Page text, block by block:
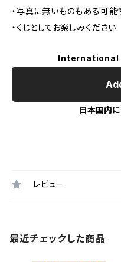
・写真に無いものもある可能
・くじとしてお楽しみください
International
日本国内
レビュー
最近チェックした商品